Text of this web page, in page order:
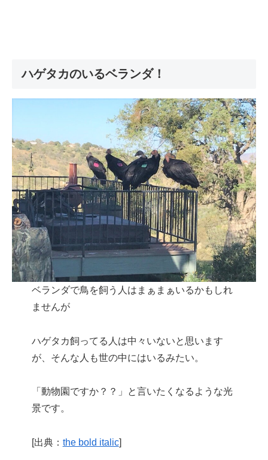
ハゲタカのいるベランダ！
ベランダで鳥を飼う人はまぁまぁいるかもしれ
ませんが
ハゲタカ飼ってる人は中々いないと思います
が、そんな人も世の中にはいるみたい。
「動物園ですか？？」と言いたくなるような光
景です。
[出典： the bold italic]